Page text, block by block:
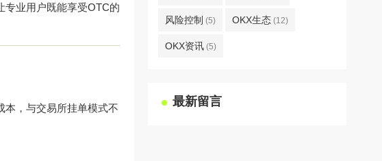
专业用户既能享受OTC的
本，与交易所挂单模式不
风险控制 (5) OKX生态 (12)
OKX资讯 (5)
最新留言